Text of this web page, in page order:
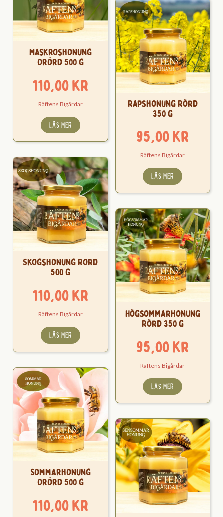
Maskroshonung
Orörd 500 g
110,00kr
Räftens Bigårdar
LÄS MER
Rapshonung Rörd
350 g
95,00kr
Räftens Bigårdar
LÄS MER
Skogshonung Rörd
500 g
110,00kr
Räftens Bigårdar
LÄS MER
Högsommarhonung
Rörd 350 g
95,00kr
Räftens Bigårdar
LÄS MER
Sommarhonung
Orörd 500 g
110,00kr